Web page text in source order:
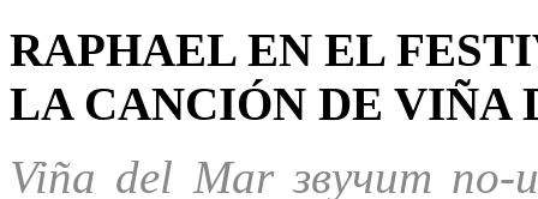
RAPHAEL EN EL
LA CANCIÓN DE VIÑA
Viña del Mar звучит по-